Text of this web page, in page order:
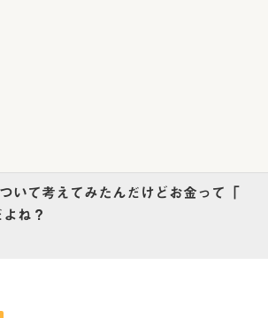
いて考えてみたんだけどお金って「
ね？